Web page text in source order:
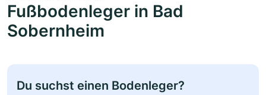
Fußbodenleger in Bad
Sobernheim
Du suchst einen Bodenleger?